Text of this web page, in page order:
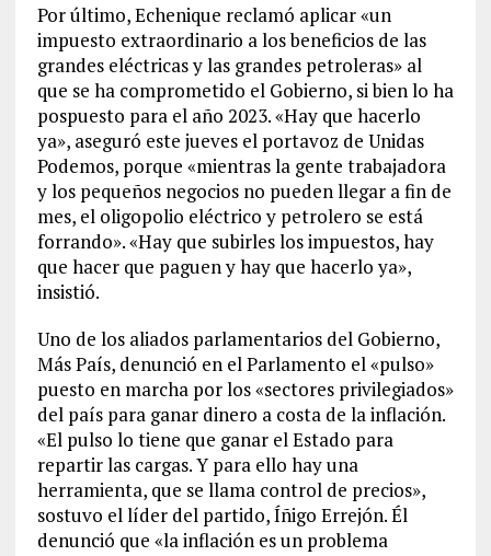
Por último, Echenique reclamó aplicar «un
impuesto extraordinario a los beneficios de las
grandes eléctricas y las grandes petroleras» al
que se ha comprometido el Gobierno, si bien lo ha
pospuesto para el año 2023. «Hay que hacerlo
ya», aseguró este jueves el portavoz de Unidas
Podemos, porque «mientras la gente trabajadora
y los pequeños negocios no pueden llegar a fin de
mes, el oligopolio eléctrico y petrolero se está
forrando». «Hay que subirles los impuestos, hay
que hacer que paguen y hay que hacerlo ya»,
insistió.
Uno de los aliados parlamentarios del Gobierno,
Más País, denunció en el Parlamento el «pulso»
puesto en marcha por los «sectores privilegiados»
del país para ganar dinero a costa de la inflación.
«El pulso lo tiene que ganar el Estado para
repartir las cargas. Y para ello hay una
herramienta, que se llama control de precios»,
sostuvo el líder del partido, Íñigo Errejón. Él
denunció que «la inflación es un problema